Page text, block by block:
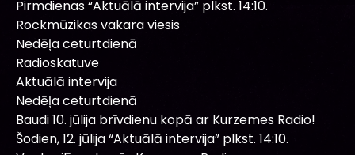
Pirmdienas “Aktuālā intervija” plkst. 14:10.
Rockmūzikas vakara viesis
Nedēļa ceturtdienā
Radioskatuve
Aktuālā intervija
Nedēļa ceturtdienā
Baudi 10. jūlija brīvdienu kopā ar Kurzemes Radio!
Šodien, 12. jūlija “Aktuālā intervija” plkst. 14:10.